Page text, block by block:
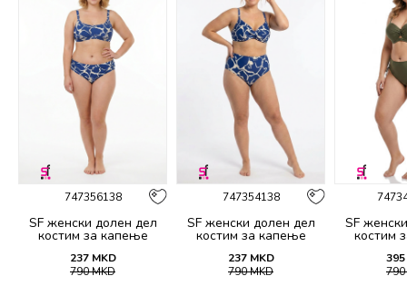
747356138
SF женски долен дел
костим за капење
237 MKD
790MKD
747354138
SF женски долен дел
костим за капење
237 MKD
790MKD
SF
костим
395
790